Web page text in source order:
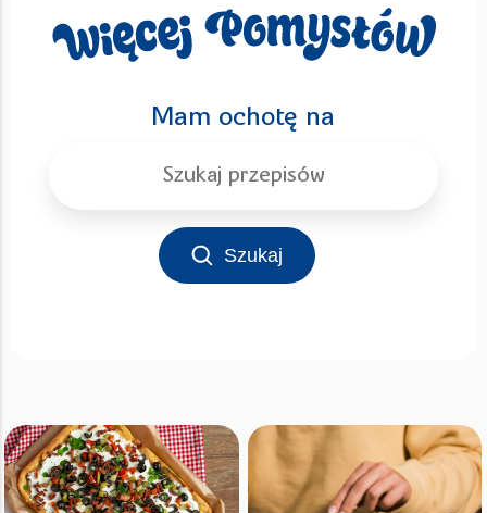
Mam ochotę na
Szukaj